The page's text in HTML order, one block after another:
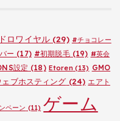
ロワイヤル(29) #チョコレー
ー (17) #初期脱毛(19) #英会
設定 (18) Etoren(13) GMO
ェブホスティング (24) エアト
ペーン (11) ゲーム